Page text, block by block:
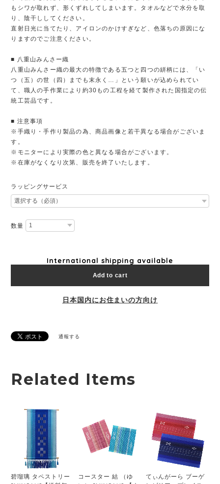
もシワが取れず、形くずれしてしまいます。タオルなどで水分を取
り、陰干ししてください。
直射日光に当てたり、アイロンのかけすぎなど、色落ちの原因にな
りますのでご注意ください。
■ 八重山みんさー織
八重山みんさー織の最大の特徴である五つと四つの絣柄には、「い
つ（五）の世（四）までも末永く…」という願いが込められてい
て、職人の手作業により約30もの工程を経て製作された国指定の伝
統工芸品です。
■ 注意事項
※手織り・手作り製品の為、商品画像と若干異なる場合がございま
す。
※モニターにより実際の色と異なる場合がございます。
※在庫がなくなり次第、販売を終了いたします。
ラッピングサービス
数量
International shipping available
Add to cart
日本国内にお住まいの方向け
通報する
Related Items
碧瑠璃 タペストリー
コースター 結 （ゆ
てぃんがーら ブーゲ